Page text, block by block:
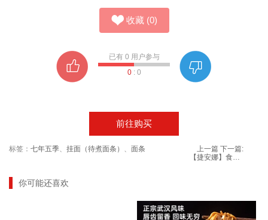
收藏 (0)
已有 0 用户参与
0: 0
前往购买
标签： 七年五季 挂面（待煮面条） 面条 上一篇 下一篇:
你可能还喜欢